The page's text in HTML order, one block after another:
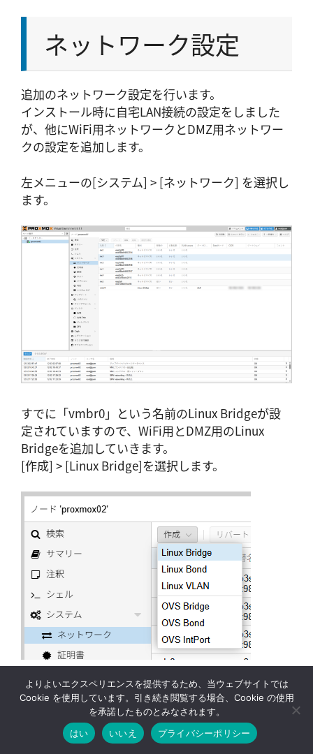
ネットワーク設定
追加のネットワーク設定を行います。
インストール時に自宅LAN接続の設定をしました
が、他にWiFi用ネットワークとDMZ用ネットワー
クの設定を追加します。
左メニューの[システム] > [ネットワーク] を選択し
ます。
すでに「vmbr0」という名前のLinux Bridgeが設
定されていますので、WiFi用とDMZ用のLinux
Bridgeを追加していきます。
[作成] > [Linux Bridge]を選択します。
名前とIPv4/CIDR、ブリッジポートを入力し、自動
起動のチェックを付けて[作成]ボタンをクリックし
よりよいエクスペリエンスを提供するため、当ウェブサイトでは
Cookie を使用しています。引き続き閲覧する場合、Cookie の使用
を承諾したものとみなされます。
はい
いいえ プライバシーポリシー